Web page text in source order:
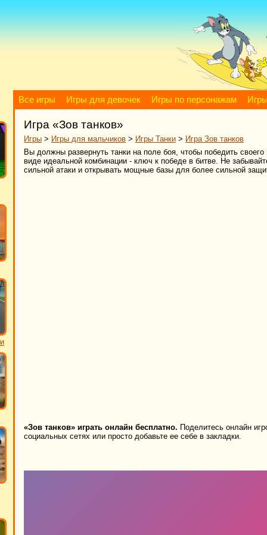
Все игры Игры для девочек Игры по персонажам
Игра «Зов танков»
Игры > Игры для мальчиков > Игры Танки > Игра Зов танков
Вы должны развернуть танки на поле боя, чтобы победить
виде идеальной комбинации - ключ к победе в битве. Не
сильной атаки и открывать мощные базы для более сильной
«Зов танков» играть онлайн бесплатно. Поделитесь онлайн
социальных сетях или просто добавьте ее себе в закладки.